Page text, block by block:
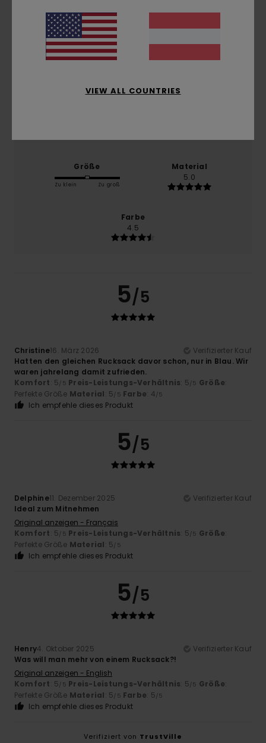
basierend auf3 verifizierten Bewertungenseit
Oktober 2025
100% unserer Kunden empfehlen dieses Produkt
Größe
Zu klein Zu groß
Material
5.0
Farbe
4.5
5/5
Christine16. März 2026
Verifizierter Kauf
Hatten den gleichen Rucksack davor schon, nur in Blau. Wir
waren jahrelang damit zufrieden.
Komfort: 5/5 Preis-Leistungs-Verhältnis: 5/5 Größe:
Perfekte Größe Material: 5/5 Farbe: 4/5
Ich empfehle dieses Produkt
5/5
Delphine11. Dezember 2025
Verifizierter Kauf
Ideal zum Mitnehmen
Original anzeigen - Français
Komfort: 5/5 Preis-Leistungs-Verhältnis: 5/5 Größe:
Perfekte Größe Material: 5/5
Ich empfehle dieses Produkt
5/5
Henry4. Oktober 2025
Verifizierter Kauf
Was will man mehr von einem Rucksack?!
Original anzeigen - English
Komfort: 5/5 Preis-Leistungs-Verhältnis: 5/5 Größe:
Perfekte Größe Material: 5/5 Farbe: 5/5
Ich empfehle dieses Produkt
Verifiziert von TrustVille
VIEW ALL COUNTRIES